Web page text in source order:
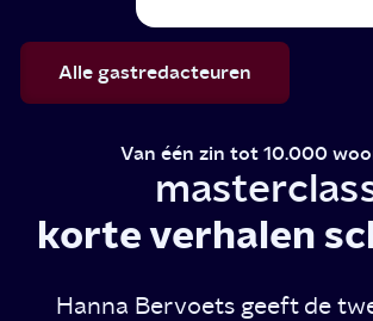
Alle gastredacteuren
Van één zin tot 10.000
korte verhalen
Hanna Bervoets geeft de